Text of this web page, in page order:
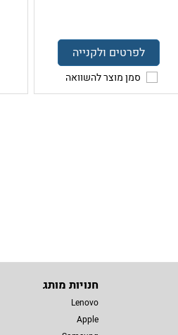
לפרטים ולקנייה
סמן מוצר להשוואה
חנויות מותג
Lenovo
Apple